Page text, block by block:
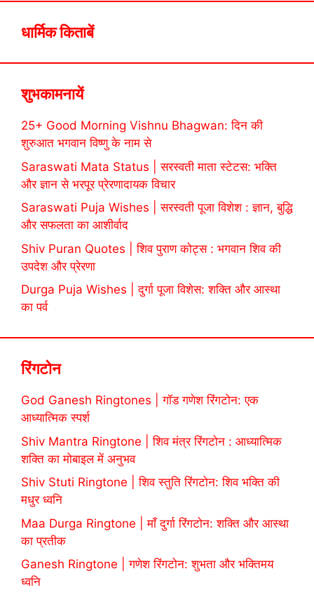
धार्मिक किताबें
शुभकामनायें
25+ Good Morning Vishnu Bhagwan: दिन की
शुरुआत भगवान विष्णु के नाम से
Saraswati Mata Status | सरस्वती माता स्टेटस: भक्ति
और ज्ञान से भरपूर प्रेरणादायक विचार
Saraswati Puja Wishes | सरस्वती पूजा विशेश : ज्ञान, बुद्धि
और सफलता का आशीर्वाद
Shiv Puran Quotes | शिव पुराण कोट्स : भगवान शिव की
उपदेश और प्रेरणा
Durga Puja Wishes | दुर्गा पूजा विशेस: शक्ति और आस्था
का पर्व
रिंगटोन
God Ganesh Ringtones | गॉड गणेश रिंगटोन: एक
आध्यात्मिक स्पर्श
Shiv Mantra Ringtone | शिव मंत्र रिंगटोन : आध्यात्मिक
शक्ति का मोबाइल में अनुभव
Shiv Stuti Ringtone | शिव स्तुति रिंगटोन: शिव भक्ति की
मधुर ध्वनि
Maa Durga Ringtone | माँ दुर्गा रिंगटोन: शक्ति और आस्था
का प्रतीक
Ganesh Ringtone | गणेश रिंगटोन: शुभता और भक्तिमय
ध्वनि